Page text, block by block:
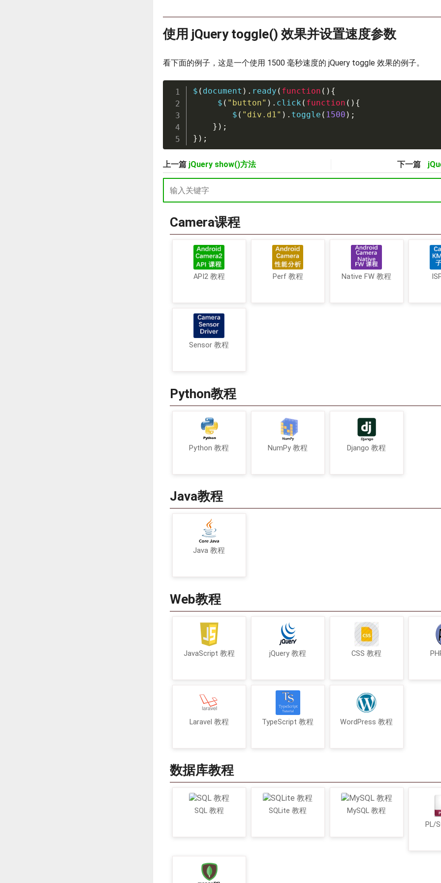
使用 jQuery toggle() 效果并设置速度参数
看下面的例子，这是一个使用 1500 毫秒速度的 jQuery toggle 效果的例子。
$ ( document ). ready ( function (){
     $
( "button" ). click ( function (){
        $
( "div.d1" ). toggle ( 1500 );
});
});
上一篇 jQuery show()方法 下一篇
Camera课程
API2 教程 Perf 教程 Native FW 教程
Sensor 教程
Python教程
Python 教程 NumPy 教程 Django 教程
Java教程
Java 教程
Web教程
JavaScript 教程 jQuery 教程 CSS 教程
Laravel 教程 TypeScript 教程 WordPress 教程
数据库教程
SQL 教程 SQLite 教程
MySQL 教程
PL/